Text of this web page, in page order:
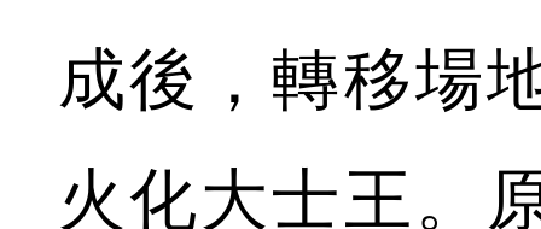
成後，轉移場
火化大士王。